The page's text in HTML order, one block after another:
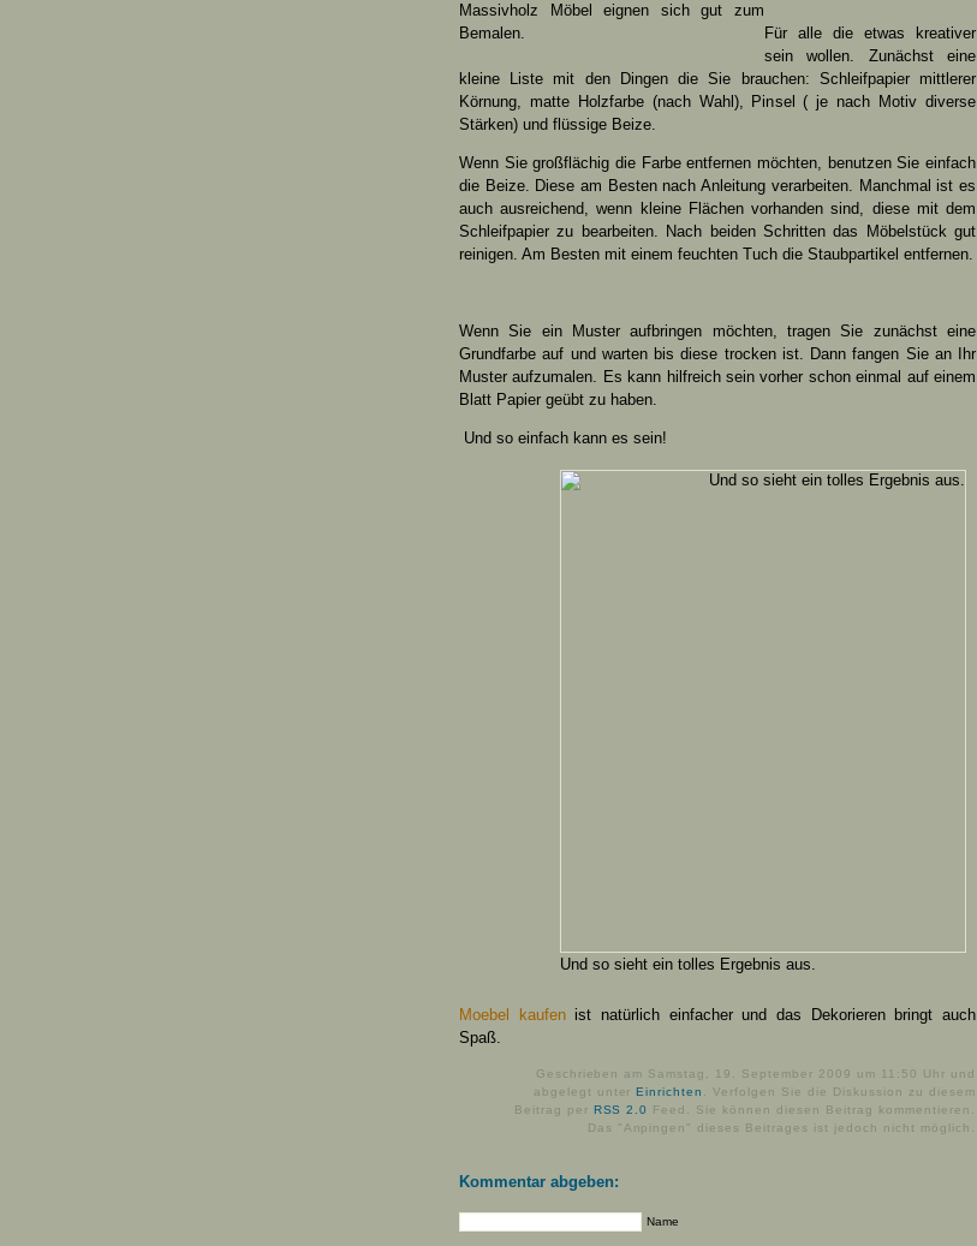
Massivholz Möbel eignen sich gut zum
Bemalen.
Für alle die etwas kreativer
sein wollen. Zunächst eine
kleine Liste mit den Dingen die Sie brauchen: Schleifpapier mittlerer
Körnung, matte Holzfarbe (nach Wahl), Pinsel ( je nach Motiv diverse
Stärken) und flüssige Beize.
Wenn Sie großflächig die Farbe entfernen möchten, benutzen Sie einfach
die Beize. Diese am Besten nach Anleitung verarbeiten. Manchmal ist es
auch ausreichend, wenn kleine Flächen vorhanden sind, diese mit dem
Schleifpapier zu bearbeiten. Nach beiden Schritten das Möbelstück gut
reinigen. Am Besten mit einem feuchten Tuch die Staubpartikel entfernen.
Wenn Sie ein Muster aufbringen möchten, tragen Sie zunächst eine
Grundfarbe auf und warten bis diese trocken ist. Dann fangen Sie an Ihr
Muster aufzumalen. Es kann hilfreich sein vorher schon einmal auf einem
Blatt Papier geübt zu haben.
Und so einfach kann es sein!
Und so sieht ein tolles Ergebnis aus.
Moebel kaufenist natürlich einfacher und das Dekorieren bringt auch
Spaß.
Geschrieben am Samstag, 19. September 2009 um 11:50 Uhr und
abgelegt unterEinrichten
. Verfolgen Sie die Diskussion zu diesem
Beitrag per RSS 2.0 Feed. Sie können diesen Beitrag kommentieren.
Das "Anpingen" dieses Beitrages ist jedoch nicht möglich.
Kommentar abgeben:
Name